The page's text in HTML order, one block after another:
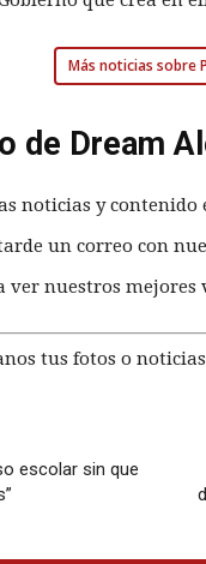
Más noticias sobre
de Dream
noticias y contenido
un correo con
ver nuestros mejores
tus fotos o noticias
escolar sin que